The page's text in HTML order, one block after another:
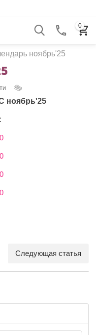
0
ноябрь'25
ноябрь'25
Следующая статья